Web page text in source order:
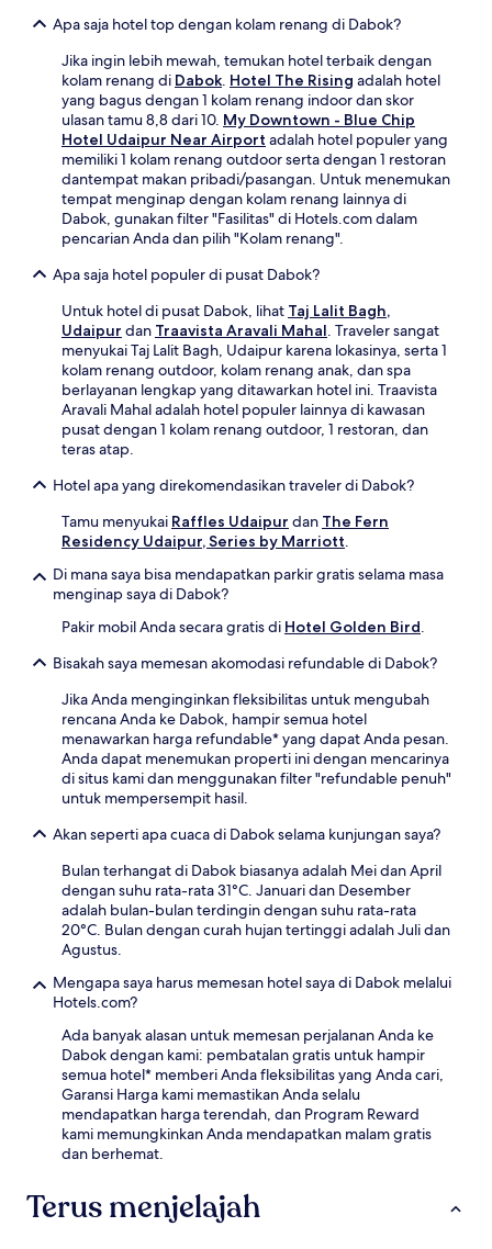
Apa saja hotel top dengan kolam renang di Dabok?
Jika ingin lebih mewah, temukan hotel terbaik dengan
kolam renang di Dabok. Hotel The Rising adalah hotel
yang bagus dengan 1 kolam renang indoor dan skor
ulasan tamu 8,8 dari 10. My Downtown - Blue Chip
Hotel Udaipur Near Airport adalah hotel populer yang
memiliki 1 kolam renang outdoor serta dengan 1 restoran
dantempat makan pribadi/pasangan. Untuk menemukan
tempat menginap dengan kolam renang lainnya di
Dabok, gunakan filter "Fasilitas" di Hotels.com dalam
pencarian Anda dan pilih "Kolam renang".
Apa saja hotel populer di pusat Dabok?
Untuk hotel di pusat Dabok, lihat Taj Lalit Bagh,
Udaipur dan Traavista Aravali Mahal. Traveler sangat
menyukai Taj Lalit Bagh, Udaipur karena lokasinya, serta 1
kolam renang outdoor, kolam renang anak, dan spa
berlayanan lengkap yang ditawarkan hotel ini. Traavista
Aravali Mahal adalah hotel populer lainnya di kawasan
pusat dengan 1 kolam renang outdoor, 1 restoran, dan
teras atap.
Hotel apa yang direkomendasikan traveler di Dabok?
Tamu menyukai Raffles Udaipur dan The Fern
Residency Udaipur, Series by Marriott.
Di mana saya bisa mendapatkan parkir gratis selama masa
menginap saya di Dabok?
Pakir mobil Anda secara gratis di Hotel Golden Bird.
Bisakah saya memesan akomodasi refundable di Dabok?
Jika Anda menginginkan fleksibilitas untuk mengubah
rencana Anda ke Dabok, hampir semua hotel
menawarkan harga refundable* yang dapat Anda pesan.
Anda dapat menemukan properti ini dengan mencarinya
di situs kami dan menggunakan filter "refundable penuh"
untuk mempersempit hasil.
Akan seperti apa cuaca di Dabok selama kunjungan saya?
Bulan terhangat di Dabok biasanya adalah Mei dan April
dengan suhu rata-rata 31°C. Januari dan Desember
adalah bulan-bulan terdingin dengan suhu rata-rata
20°C. Bulan dengan curah hujan tertinggi adalah Juli dan
Agustus.
Mengapa saya harus memesan hotel saya di Dabok melalui
Hotels.com?
Ada banyak alasan untuk memesan perjalanan Anda ke
Dabok dengan kami: pembatalan gratis untuk hampir
semua hotel* memberi Anda fleksibilitas yang Anda cari,
Garansi Harga kami memastikan Anda selalu
mendapatkan harga terendah, dan Program Reward
kami memungkinkan Anda mendapatkan malam gratis
dan berhemat.
Terus menjelajah